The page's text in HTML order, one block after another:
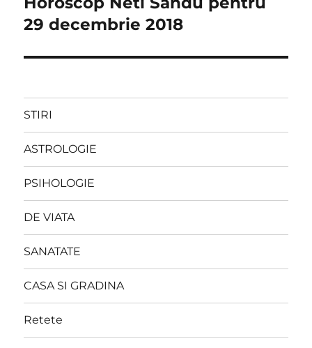
post:
29 decembrie 2018
STIRI
ASTROLOGIE
PSIHOLOGIE
DE VIATA
SANATATE
CASA SI GRADINA
Retete